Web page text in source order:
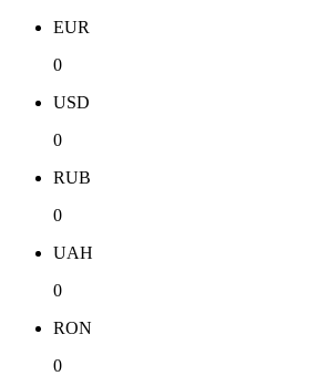
EUR
0
USD
0
RUB
0
UAH
0
RON
0